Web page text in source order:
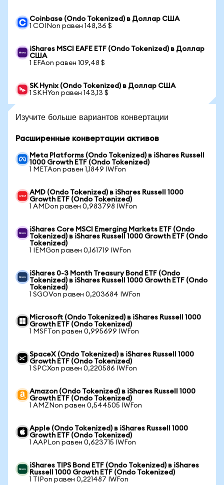
Coinbase (Ondo Tokenized) в Доллар США
1 COINon равен 148,36 $
iShares MSCI EAFE ETF (Ondo Tokenized) в Доллар
США
1 EFAon равен 109,48 $
SK Hynix (Ondo Tokenized) в Доллар США
1 SKHYon равен 143,13 $
Изучите больше вариантов конвертации
Расширенные конвертации активов
Meta Platforms (Ondo Tokenized) в iShares Russell
1000 Growth ETF (Ondo Tokenized)
1 METAon равен 1,1849 IWFon
AMD (Ondo Tokenized) в iShares Russell 1000
Growth ETF (Ondo Tokenized)
1 AMDon равен 0,983798 IWFon
iShares Core MSCI Emerging Markets ETF (Ondo
Tokenized) в iShares Russell 1000 Growth ETF (Ondo
Tokenized)
1 IEMGon равен 0,161719 IWFon
iShares 0-3 Month Treasury Bond ETF (Ondo
Tokenized) в iShares Russell 1000 Growth ETF (Ondo
Tokenized)
1 SGOVon равен 0,203684 IWFon
Microsoft (Ondo Tokenized) в iShares Russell 1000
Growth ETF (Ondo Tokenized)
1 MSFTon равен 0,995699 IWFon
SpaceX (Ondo Tokenized) в iShares Russell 1000
Growth ETF (Ondo Tokenized)
1 SPCXon равен 0,220586 IWFon
Amazon (Ondo Tokenized) в iShares Russell 1000
Growth ETF (Ondo Tokenized)
1 AMZNon равен 0,544505 IWFon
Apple (Ondo Tokenized) в iShares Russell 1000
Growth ETF (Ondo Tokenized)
1 AAPLon равен 0,623715 IWFon
iShares TIPS Bond ETF (Ondo Tokenized) в iShares
Russell 1000 Growth ETF (Ondo Tokenized)
1 TIPon равен 0,221487 IWFon